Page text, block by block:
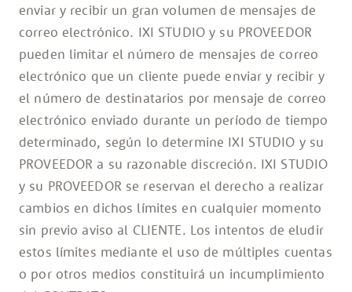
enviar y recibir un gran volumen de mensajes de
correo electrónico. IXI STUDIO y su PROVEEDOR
pueden limitar el número de mensajes de correo
electrónico que un cliente puede enviar y recibir y
el número de destinatarios por mensaje de correo
electrónico enviado durante un período de tiempo
determinado, según lo determine IXI STUDIO y su
PROVEEDOR a su razonable discreción. IXI STUDIO
y su PROVEEDOR se reservan el derecho a realizar
cambios en dichos límites en cualquier momento
sin previo aviso al CLIENTE. Los intentos de eludir
estos límites mediante el uso de múltiples cuentas
o por otros medios constituirá un incumplimiento